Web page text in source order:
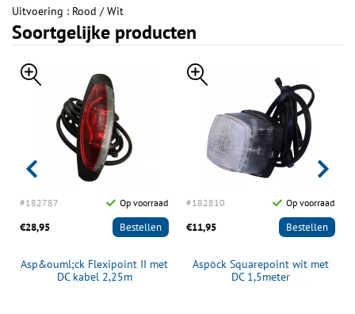
Uitvoering : Rood / Wit
Soortgelijke producten
#182787 Op voorraad
€28,95 Bestellen
Asp&ouml;ck Flexipoint II met
DC kabel 2,25m
#182810 Op voorraad
€11,95 Bestellen
Aspöck Squarepoint wit met
DC 1,5meter